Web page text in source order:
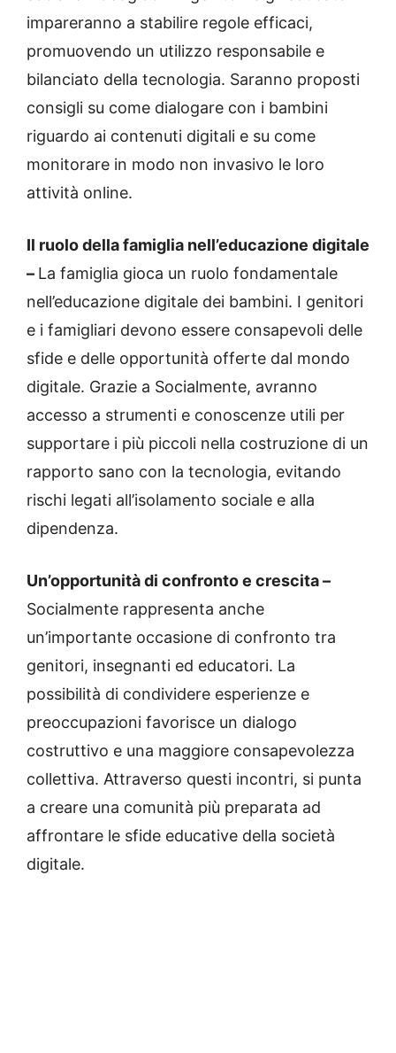
impareranno a stabilire regole efficaci,
promuovendo un utilizzo responsabile e
bilanciato della tecnologia. Saranno proposti
consigli su come dialogare con i bambini
riguardo ai contenuti digitali e su come
monitorare in modo non invasivo le loro
attività online.
Il ruolo della famiglia nell’educazione digitale
– La famiglia gioca un ruolo fondamentale
nell’educazione digitale dei bambini. I genitori
e i famigliari devono essere consapevoli delle
sfide e delle opportunità offerte dal mondo
digitale. Grazie a Socialmente, avranno
accesso a strumenti e conoscenze utili per
supportare i più piccoli nella costruzione di un
rapporto sano con la tecnologia, evitando
rischi legati all’isolamento sociale e alla
dipendenza.
Un’opportunità di confronto e crescita –
Socialmente rappresenta anche
un’importante occasione di confronto tra
genitori, insegnanti ed educatori. La
possibilità di condividere esperienze e
preoccupazioni favorisce un dialogo
costruttivo e una maggiore consapevolezza
collettiva. Attraverso questi incontri, si punta
a creare una comunità più preparata ad
affrontare le sfide educative della società
digitale.